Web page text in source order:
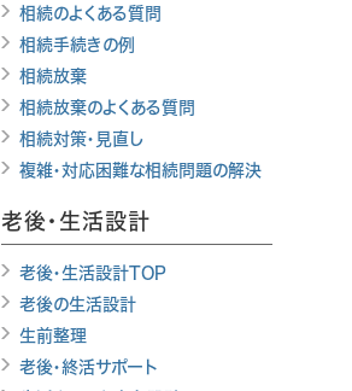
相続のよくある質問
相続手続きの例
相続放棄
相続放棄のよくある質問
相続対策・見直し
複雑・対応困難な相続問題の解決
老後・生活設計
老後・生活設計TOP
老後の生活設計
生前整理
老後・終活サポート